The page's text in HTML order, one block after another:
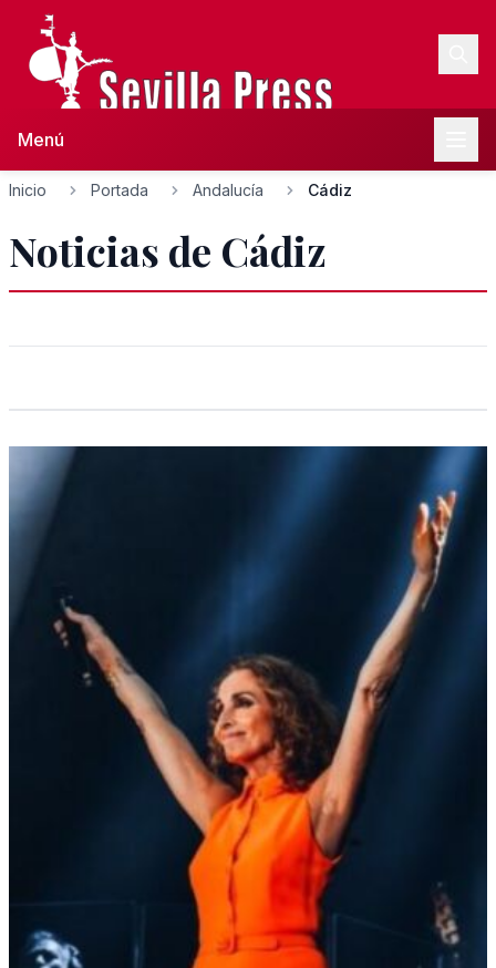
Menú
Inicio Portada Andalucía Cádiz
Noticias de Cádiz